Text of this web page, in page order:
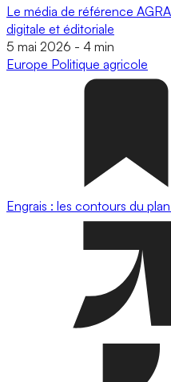
Le média de référence
digitale et éditoriale
5 mai 2026 - 4 min
Europe Politique agricole
Engrais : les contours du